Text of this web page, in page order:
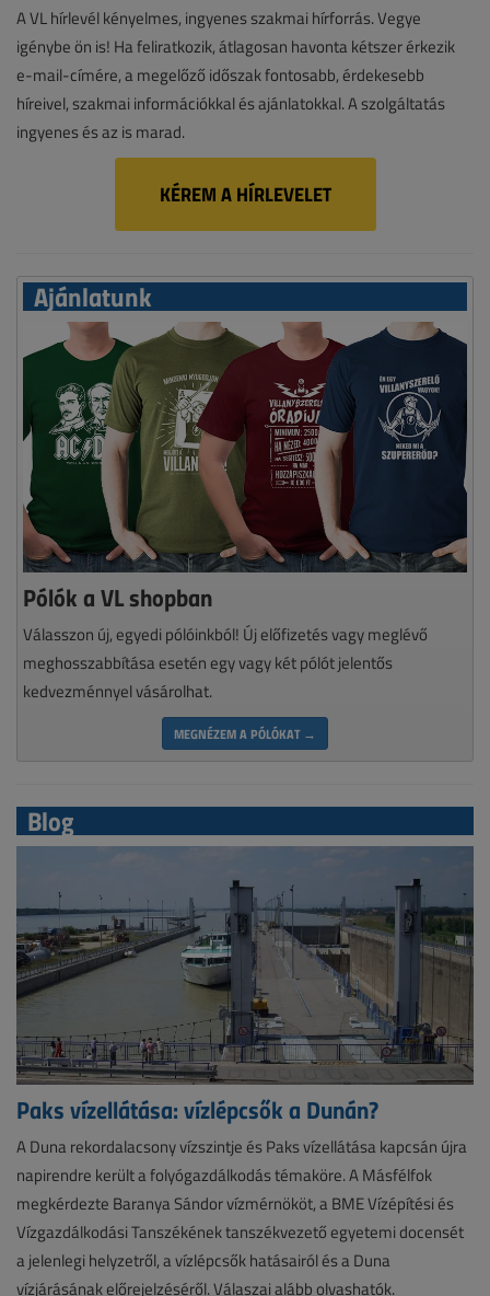
A VL hírlevél kényelmes, ingyenes szakmai hírforrás. Vegye
igénybe ön is! Ha feliratkozik, átlagosan havonta kétszer érkezik
e-mail-címére, a megelőző időszak fontosabb, érdekesebb
híreivel, szakmai információkkal és ajánlatokkal. A szolgáltatás
ingyenes és az is marad.
KÉREM A HÍRLEVELET
Ajánlatunk
Pólók a VL shopban
Válasszon új, egyedi pólóinkból! Új előfizetés vagy meglévő
meghosszabbítása esetén egy vagy két pólót jelentős
kedvezménnyel vásárolhat.
MEGNÉZEM A PÓLÓKAT →
Blog
Paks vízellátása: vízlépcsők a Dunán?
A Duna rekordalacsony vízszintje és Paks vízellátása kapcsán újra
napirendre került a folyógazdálkodás témaköre. A Másfélfok
megkérdezte Baranya Sándor vízmérnököt, a BME Vízépítési és
Vízgazdálkodási Tanszékének tanszékvezető egyetemi docensét
a jelenlegi helyzetről, a vízlépcsők hatásairól és a Duna
vízjárásának előrejelzéséről. Válaszai alább olvashatók.